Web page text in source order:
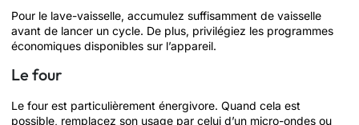
Pour le lave-vaisselle, accumulez suffisamment de vaisselle
avant de lancer un cycle. De plus, privilégiez les programmes
économiques disponibles sur l’appareil.
Le four
Le four est particulièrement énergivore. Quand cela est
possible, remplacez son usage par celui d’un micro-ondes ou